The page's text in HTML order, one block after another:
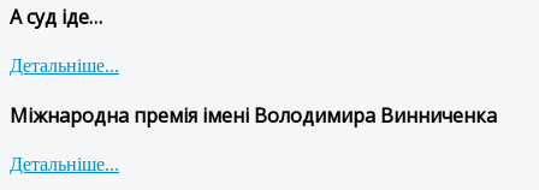
А суд іде…
Детальніше...
Міжнародна премія імені Володимира Винниченка
Детальніше...